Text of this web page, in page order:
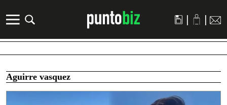
| |
Aguirre vasquez